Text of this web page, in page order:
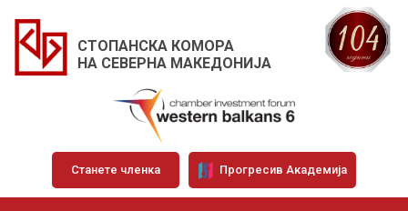
СТОПАНСКА КОМОРА
НА СЕВЕРНА МАКЕДОНИЈА
Станете членка Прогресив Академија